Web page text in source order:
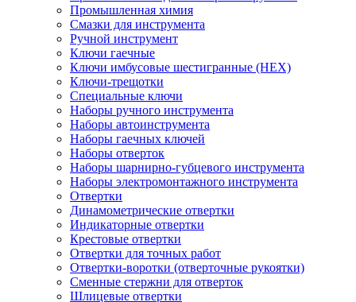
Промышленная химия
Смазки для инструмента
Ручной инструмент
Ключи гаечные
Ключи имбусовые шестигранные (HEX)
Ключи-трещотки
Специальные ключи
Наборы ручного инструмента
Наборы автоинструмента
Наборы гаечных ключей
Наборы отверток
Наборы шарнирно-губцевого инструмента
Наборы электромонтажного инструмента
Отвертки
Динамометрические отвертки
Индикаторные отвертки
Крестовые отвертки
Отвертки для точных работ
Отвертки-воротки (отверточные рукоятки)
Сменные стержни для отверток
Шлицевые отвертки